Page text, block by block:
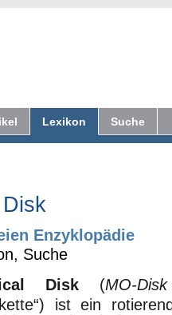
Lexikon Suche
Enzyklopädie
, Suche
Disk(MO-Disk
ist ein